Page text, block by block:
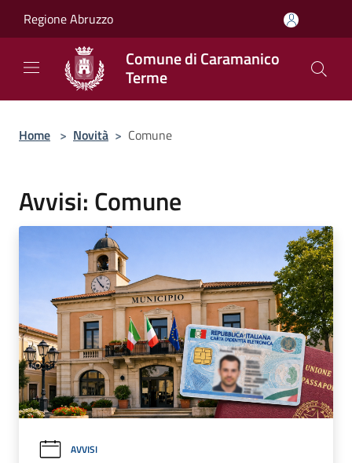
Regione Abruzzo
Comune di Caramanico
Terme
Home > Novità > Comune
Avvisi: Comune
AVVISI